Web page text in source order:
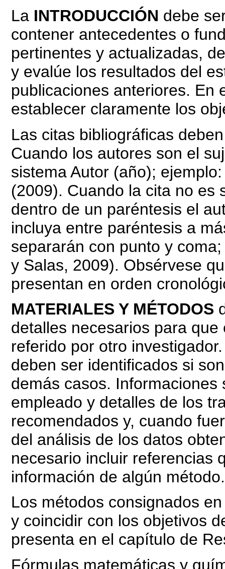
La INTRODUCCIÓN debe
contener antecedentes o
pertinentes y actualizadas,
y evalúe los resultados del
publicaciones anteriores. En
establecer claramente los
Las citas bibliográficas
Cuando los autores son el
sistema Autor (año);
(2009). Cuando la cita no es
dentro de un paréntesis el
incluya entre paréntesis a
separarán con punto y
y Salas, 2009). Obsérvese
presentan en orden
MATERIALES Y MÉTODOS
detalles necesarios para
referido por otro
deben ser identificados si
demás casos.
empleado y detalles de los
recomendados y, cuando
del análisis de los datos
necesario incluir referencias
información de algún método.
Los métodos consignados
y coincidir con los objetivos
presenta en el capítulo de
Fórmulas matemáticas y